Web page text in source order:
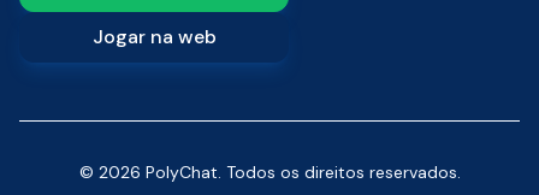
Jogar na web
© 2026 PolyChat. Todos os direitos reservados.